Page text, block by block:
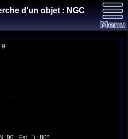
d'un objet : NGC
9
90 : Est ...) : 80°